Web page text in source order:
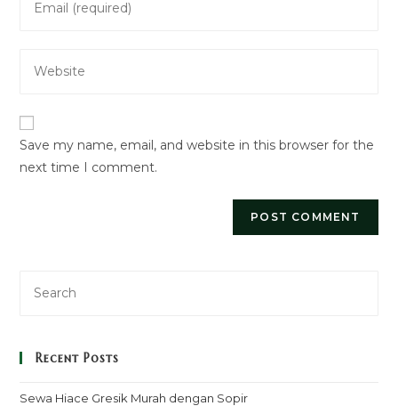
comment
your
address
your
URL
(optional)
Save my name, email, and website in this browser for the
next time I comment.
Recent Posts
Sewa Hiace Gresik Murah dengan Sopir